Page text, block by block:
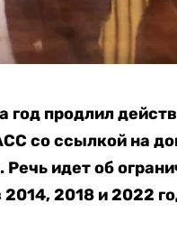
продлил
со ссылкой на
идет об
2018 и 2022